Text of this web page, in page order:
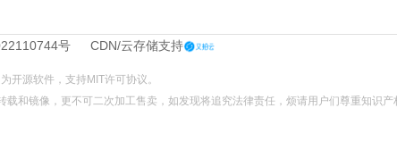
号 CDN/云存储支持
开源软件，支持MIT许可协议。
载和镜像，更不可二次加工售卖，如发现将追究法律责任，烦请用户们尊重知识产